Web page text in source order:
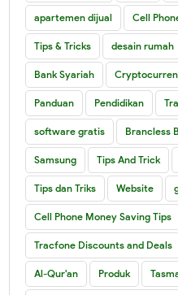
apartemen dijual Cell
Tips & Tricks desain rumah
Bank Syariah
Panduan Pendidikan
software gratis Brancless
Samsung Tips And Trick
Tips dan Triks Website
Cell Phone Money Saving Tips
Tracfone Discounts and Deals
Al-Qur'an Produk